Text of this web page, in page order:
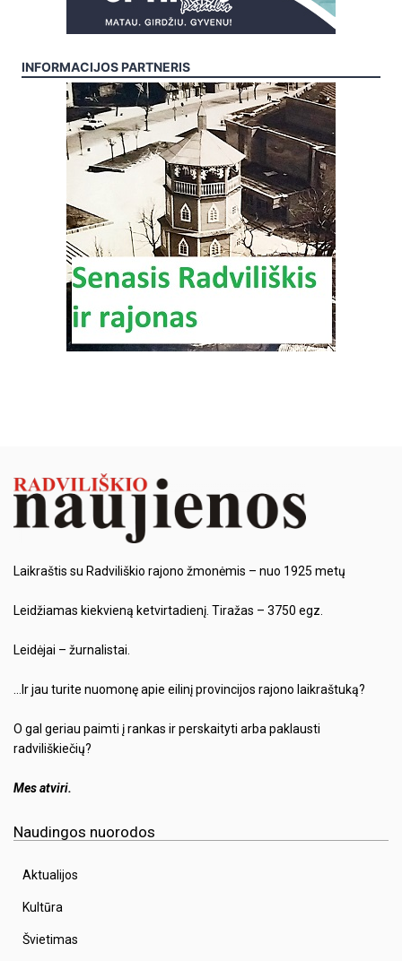
INFORMACIJOS PARTNERIS
Laikraštis su Radviliškio rajono žmonėmis – nuo 1925 metų
Leidžiamas kiekvieną ketvirtadienį. Tiražas – 3750 egz.
Leidėjai – žurnalistai.
…Ir jau turite nuomonę apie eilinį provincijos rajono laikraštuką?
O gal geriau paimti į rankas ir perskaityti arba paklausti
radviliškiečių?
Mes atviri.
Naudingos nuorodos
Aktualijos
Kultūra
Švietimas